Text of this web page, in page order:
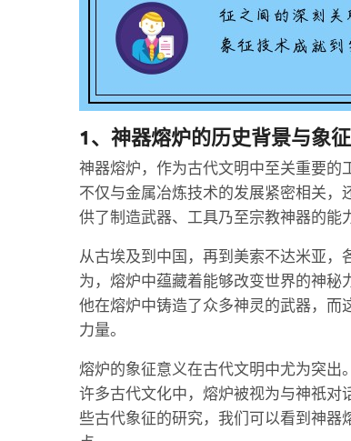
1、神器熔炉的历史背景与象
神器熔炉，作为古代文明中至关重要
不仅与金属冶炼技术的发展紧密相关
供了制造武器、工具乃至宗教神器的能
从古埃及到中国，再到美索不达米亚
为，熔炉中蕴藏着能够改变世界的神秘
他在熔炉中铸造了众多神灵的武器，
力量。
熔炉的象征意义在古代文明中尤为突出
许多古代文化中，熔炉被视为与神祇
些古代象征的研究，我们可以看到神